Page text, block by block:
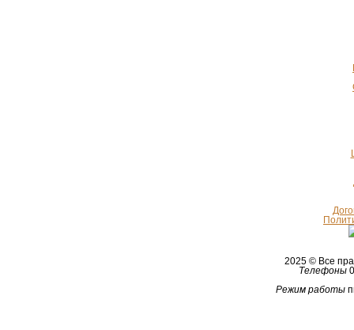
2025 © Все
Телефоны
Режим работы